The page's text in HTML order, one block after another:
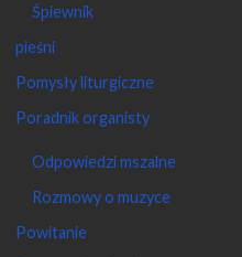
Śpiewnik
pieśni
Pomysły liturgiczne
Poradnik organisty
Odpowiedzi mszalne
Rozmowy o muzyce
Powitanie